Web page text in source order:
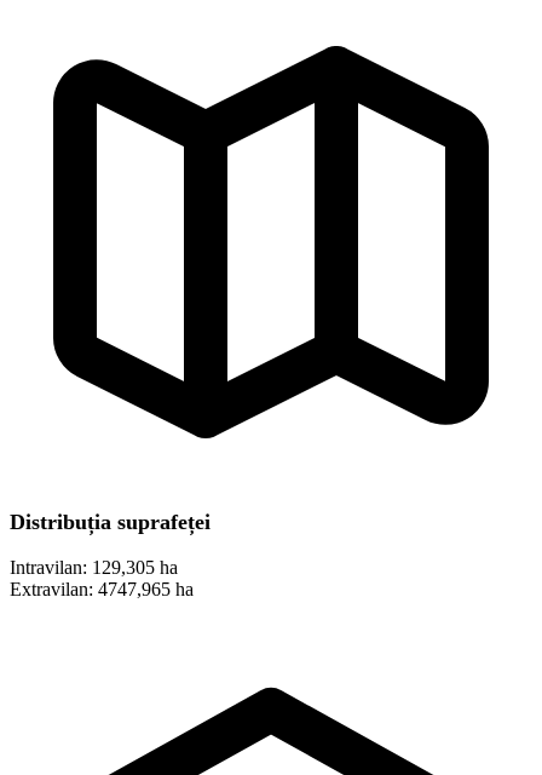
Distribuția suprafeței
Intravilan: 129,305 ha
Extravilan: 4747,965 ha